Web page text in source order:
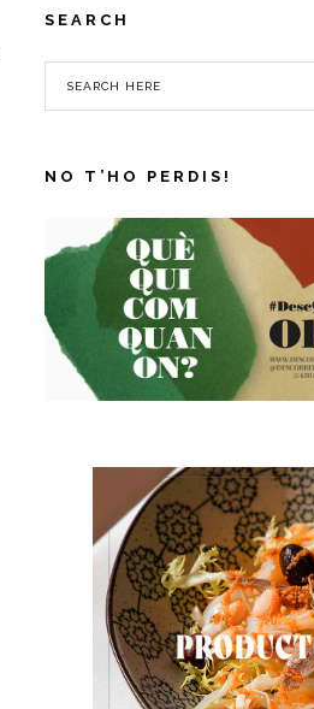
SEARCH
NO T’HO PERDIS!